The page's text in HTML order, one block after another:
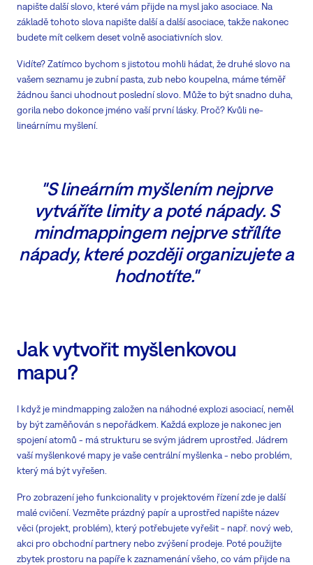
napište další slovo, které vám přijde na mysl jako asociace. Na
základě tohoto slova napište další a další asociace, takže nakonec
budete mít celkem deset volně asociativních slov.
Vidíte? Zatímco bychom s jistotou mohli hádat, že druhé slovo na
vašem seznamu je zubní pasta, zub nebo koupelna, máme téměř
žádnou šanci uhodnout poslední slovo. Může to být snadno duha,
gorila nebo dokonce jméno vaší první lásky. Proč? Kvůli ne-
lineárnímu myšlení.
"S lineárním myšlením nejprve
vytváříte limity a poté nápady. S
mindmappingem nejprve střílíte
nápady, které později organizujete a
hodnotíte."
Jak vytvořit myšlenkovou
mapu?
I když je mindmapping založen na náhodné explozi asociací, neměl
by být zaměňován s nepořádkem. Každá exploze je nakonec jen
spojení atomů - má strukturu se svým jádrem uprostřed. Jádrem
vaší myšlenkové mapy je vaše centrální myšlenka - nebo problém,
který má být vyřešen.
Pro zobrazení jeho funkcionality v projektovém řízení zde je další
malé cvičení. Vezměte prázdný papír a uprostřed napište název
věci (projekt, problém), který potřebujete vyřešit - např. nový web,
akci pro obchodní partnery nebo zvýšení prodeje. Poté použijte
zbytek prostoru na papíře k zaznamenání všeho, co vám přijde na